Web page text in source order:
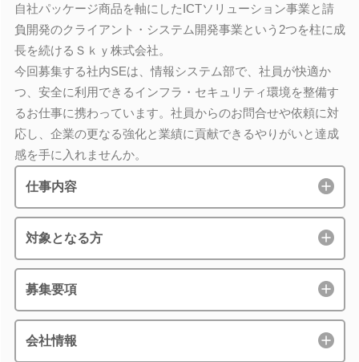
自社パッケージ商品を軸にしたICTソリューション事業と請
負開発のクライアント・システム開発事業という2つを柱に成
長を続けるＳｋｙ株式会社。
今回募集する社内SEは、情報システム部で、社員が快適か
つ、安全に利用できるインフラ・セキュリティ環境を整備す
るお仕事に携わっています。社員からのお問合せや依頼に対
応し、企業の更なる強化と業績に貢献できるやりがいと達成
感を手に入れませんか。
仕事内容
対象となる方
募集要項
会社情報